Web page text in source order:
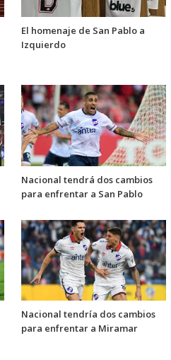
El homenaje de San Pablo a
Izquierdo
Nacional tendrá dos cambios
para enfrentar a San Pablo
Nacional tendría dos cambios
para enfrentar a Miramar